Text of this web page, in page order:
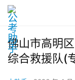
佛山市高明
综合救援队(